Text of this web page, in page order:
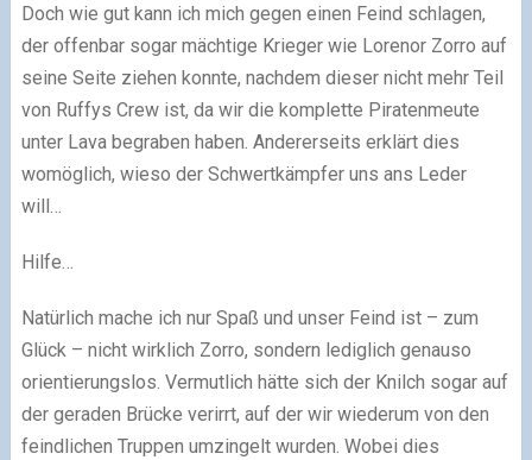
Doch wie gut kann ich mich gegen einen Feind schlagen,
der offenbar sogar mächtige Krieger wie Lorenor Zorro auf
seine Seite ziehen konnte, nachdem dieser nicht mehr Teil
von Ruffys Crew ist, da wir die komplette Piratenmeute
unter Lava begraben haben. Andererseits erklärt dies
womöglich, wieso der Schwertkämpfer uns ans Leder
will…
Hilfe…
Natürlich mache ich nur Spaß und unser Feind ist – zum
Glück – nicht wirklich Zorro, sondern lediglich genauso
orientierungslos. Vermutlich hätte sich der Knilch sogar auf
der geraden Brücke verirrt, auf der wir wiederum von den
feindlichen Truppen umzingelt wurden. Wobei dies